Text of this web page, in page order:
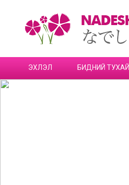
ЭХЛЭЛ БИДНИЙ ТУХАЙ